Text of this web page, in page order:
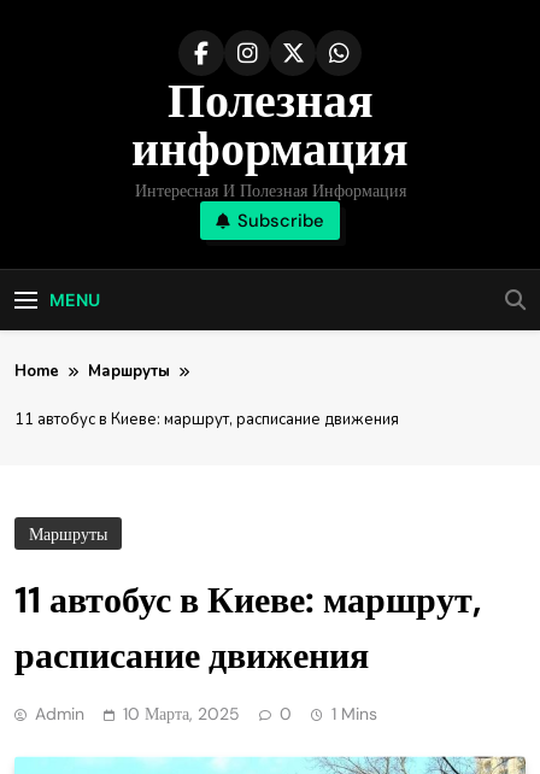
Полезная
информация
Интересная И Полезная Информация
Subscribe
MENU
Home Маршруты
11 автобус в Киеве: маршрут, расписание движения
Маршруты
11 автобус в Киеве: маршрут,
расписание движения
Admin 10 Марта, 2025 0 1 Mins